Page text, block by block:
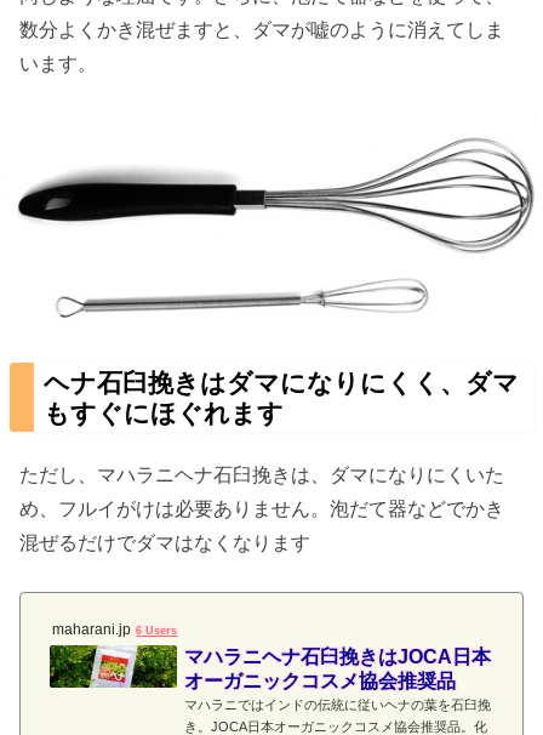
数分よくかき混ぜますと、ダマが嘘のように消えてしま
います。
ヘナ石臼挽きはダマになりにくく、ダマ
もすぐにほぐれます
ただし、マハラニヘナ石臼挽きは、ダマになりにくいた
め、フルイがけは必要ありません。泡だて器などでかき
混ぜるだけでダマはなくなります
maharani.jp 6 Users
マハラニヘナ石臼挽きはJOCA日本
オーガニックコスメ協会推奨品
マハラニではインドの伝統に従いヘナの葉を石臼挽
き。JOCA日本オーガニックコスメ協会推奨品。化